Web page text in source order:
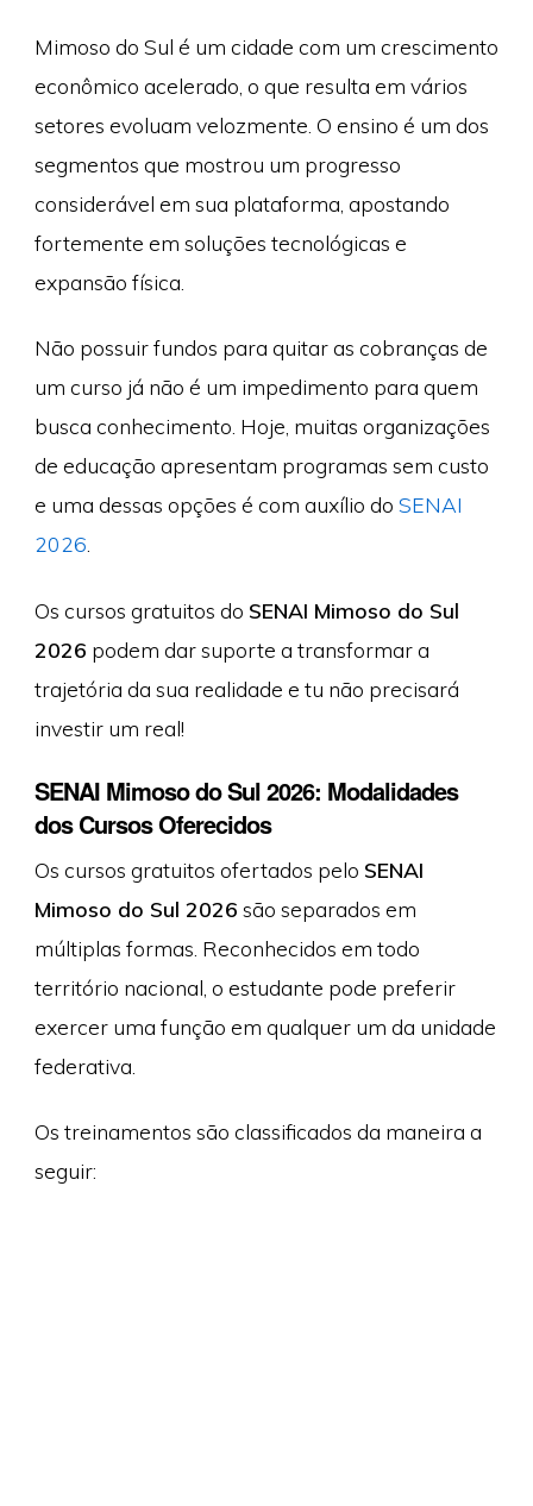
Mimoso do Sul é um cidade com um crescimento
econômico acelerado, o que resulta em vários
setores evoluam velozmente. O ensino é um dos
segmentos que mostrou um progresso
considerável em sua plataforma, apostando
fortemente em soluções tecnológicas e
expansão física.
Não possuir fundos para quitar as cobranças de
um curso já não é um impedimento para quem
busca conhecimento. Hoje, muitas organizações
de educação apresentam programas sem custo
e uma dessas opções é com auxílio do SENAI
2026
Os cursos gratuitos do SENAI Mimoso do Sul
2026 podem dar suporte a transformar a
trajetória da sua realidade e tu não precisará
investir um real!
SENAI Mimoso do Sul 2026: Modalidades
dos Cursos Oferecidos
Os cursos gratuitos ofertados pelo SENAI
Mimoso do Sul 2026 são separados em
múltiplas formas. Reconhecidos em todo
território nacional, o estudante pode preferir
exercer uma função em qualquer um da unidade
federativa.
Os treinamentos são classificados da maneira a
seguir: